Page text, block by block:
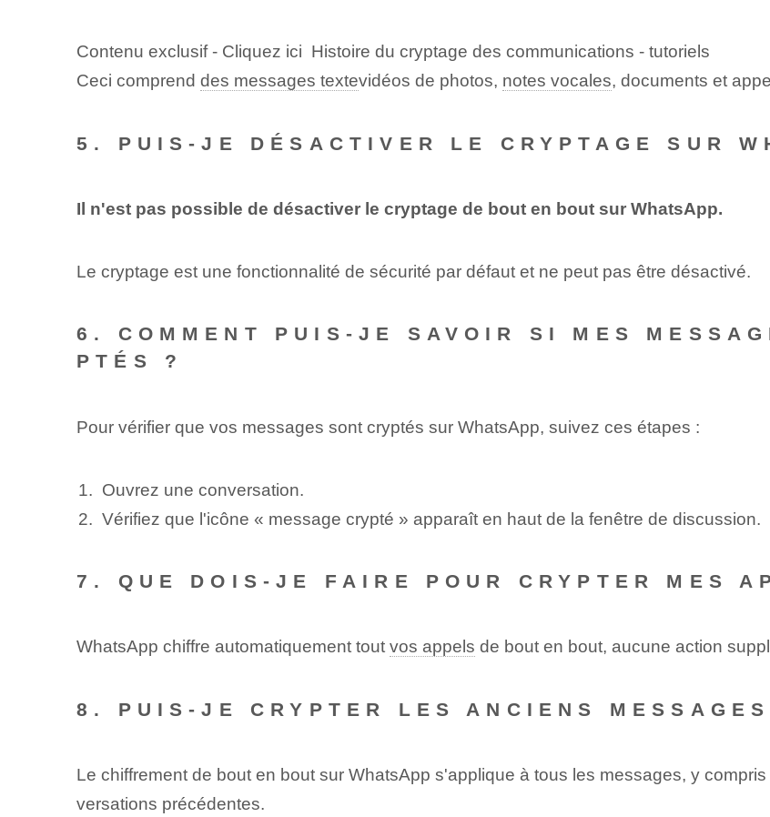
Contenu exclusif - Cliquez ici Histoire du cryptage des communications - tutoriels
Ceci comprend des messages textevidéos de photos, notes vocales, documents et
5. PUIS-JE DÉSACTIVER LE CRYPTAGE SUR
Il n'est pas possible de désactiver le cryptage de bout en bout sur WhatsApp.
Le cryptage est une fonctionnalité de sécurité par défaut et ne peut pas être désactivé.
6. COMMENT PUIS-JE SAVOIR SI MES
PTÉS ?
Pour vérifier que vos messages sont cryptés sur WhatsApp, suivez ces étapes :
Ouvrez une conversation.
Vérifiez que l'icône « message crypté » apparaît en haut de la fenêtre de discussion.
7. QUE DOIS-JE FAIRE POUR CRYPTER MES
WhatsApp chiffre automatiquement tout vos appels de bout en bout, aucune action
8. PUIS-JE CRYPTER LES ANCIENS
Le chiffrement de bout en bout sur WhatsApp s'applique à tous les messages, y
versations précédentes.